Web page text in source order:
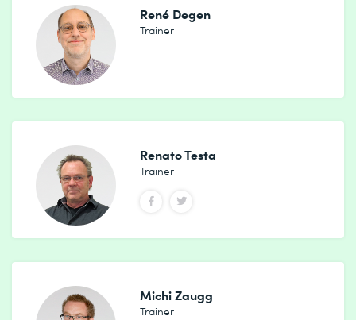
René Degen
Trainer
Renato Testa
Trainer
Michi Zaugg
Trainer